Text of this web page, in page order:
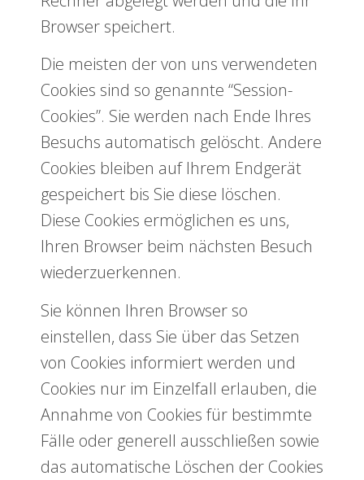
Browser speichert.
Die meisten der von uns verwendeten
Cookies sind so genannte “Session-
Cookies”. Sie werden nach Ende Ihres
Besuchs automatisch gelöscht. Andere
Cookies bleiben auf Ihrem Endgerät
gespeichert bis Sie diese löschen.
Diese Cookies ermöglichen es uns,
Ihren Browser beim nächsten Besuch
wiederzuerkennen.
Sie können Ihren Browser so
einstellen, dass Sie über das Setzen
von Cookies informiert werden und
Cookies nur im Einzelfall erlauben, die
Annahme von Cookies für bestimmte
Fälle oder generell ausschließen sowie
das automatische Löschen der Cookies